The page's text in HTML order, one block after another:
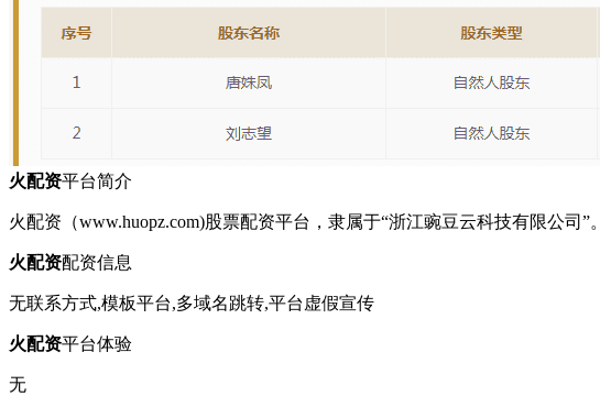
火配资平台简介
火配资（www.huopz.com)股票配资平台，隶属于“浙江豌豆云科技有限公司”。
火配资配资信息
无联系方式,模板平台,多域名跳转,平台虚假宣传
火配资平台体验
无